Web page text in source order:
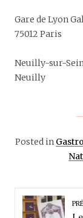
Gare de Lyon
75012 Paris
Neuilly-sur-
Neuilly
Posted in